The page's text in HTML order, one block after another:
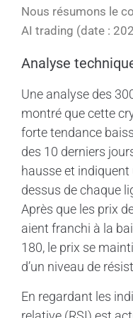
Nous résumons le
AI trading (date :
Analyse
Une analyse des
montré que cette
forte tendance
des 10 derniers
hausse et
dessus de chaque
Après que les prix
aient franchi à la
180, le prix se
d’un niveau de
En regardant les